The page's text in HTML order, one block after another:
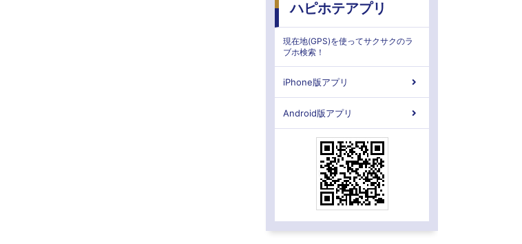
ハピホテアプリ
現在地(GPS)を使ってサクサクのラ
ブホ検索！
iPhone版アプリ
Android版アプリ